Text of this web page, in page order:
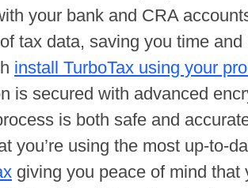
your bank and CRA
tax data, saving you time and
install TurboTax using your
is secured with advanced
is both safe and
you’re using the most up-to-
giving you peace of mind that